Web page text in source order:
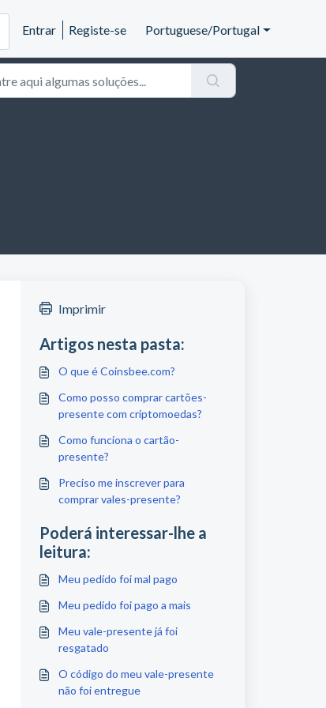
Entrar Registe-se Portuguese/Portugal
Imprimir
Artigos nesta pasta:
O que é Coinsbee.com?
Como posso comprar cartões-
presente com criptomoedas?
Como funciona o cartão-
presente?
Preciso me inscrever para
comprar vales-presente?
Poderá interessar-lhe a
leitura:
Meu pedido foi mal pago
Meu pedido foi pago a mais
Meu vale-presente já foi
resgatado
O código do meu vale-presente
não foi entregue